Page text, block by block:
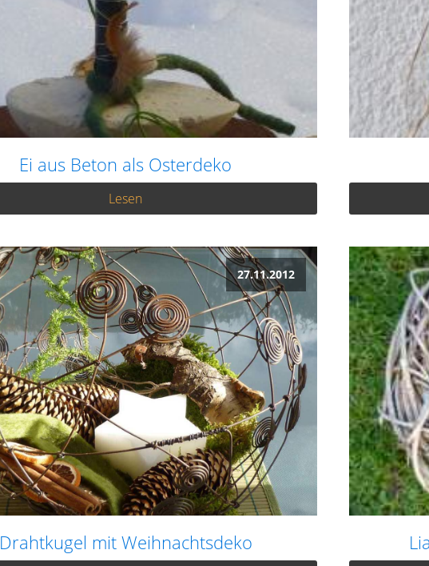
Ei aus Beton als Osterdeko
Lesen
27.11.2012
Drahtkugel mit Weihnachtsdeko